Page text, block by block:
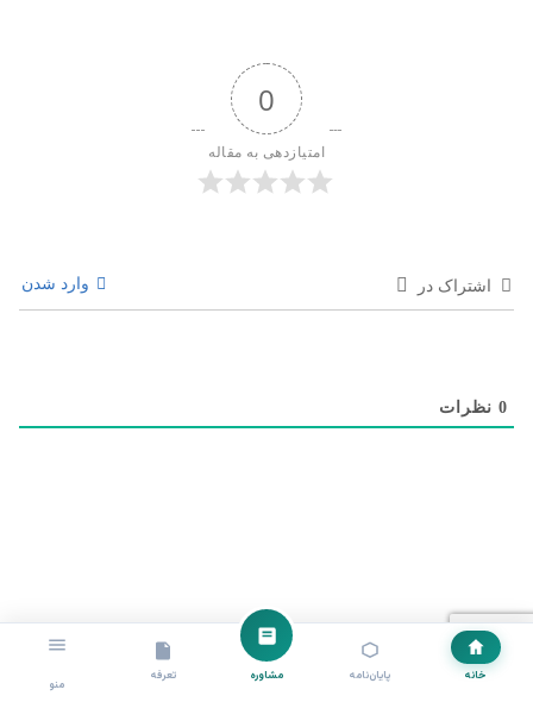
خانه پایان‌نامه مشاوره تعرفه
منو
0
امتیازدهی به مقاله
اشتراک در وارد شدن
0 نظرات
آخرین نوشته ها